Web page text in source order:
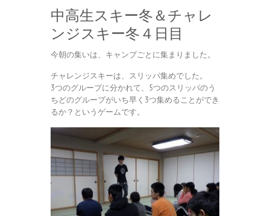
中高生スキー冬＆チャレ
ンジスキー冬４日目
今朝の集いは、キャンプごとに集まりました。
チャレンジスキーは、スリッパ集めでした。
3つのグループに分かれて、5つのスリッパのう
ちどのグループがいち早く3つ集めることができ
るか？というゲームです。